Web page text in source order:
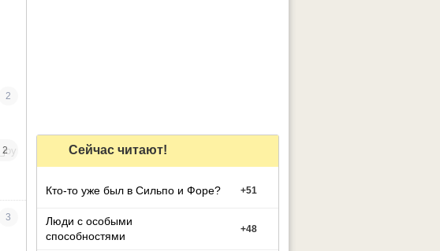
2
2
3
Сейчас читают!
Кто-то уже был в Сильпо и Форе? +51
Люди с особыми
способностями
+48